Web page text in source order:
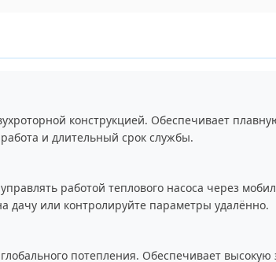
конструкцией. Обеспечивает
и длительный срок службы.
работой теплового насоса через
дачу или контролируйте параметры удалённо.
потепления. Обеспечивает